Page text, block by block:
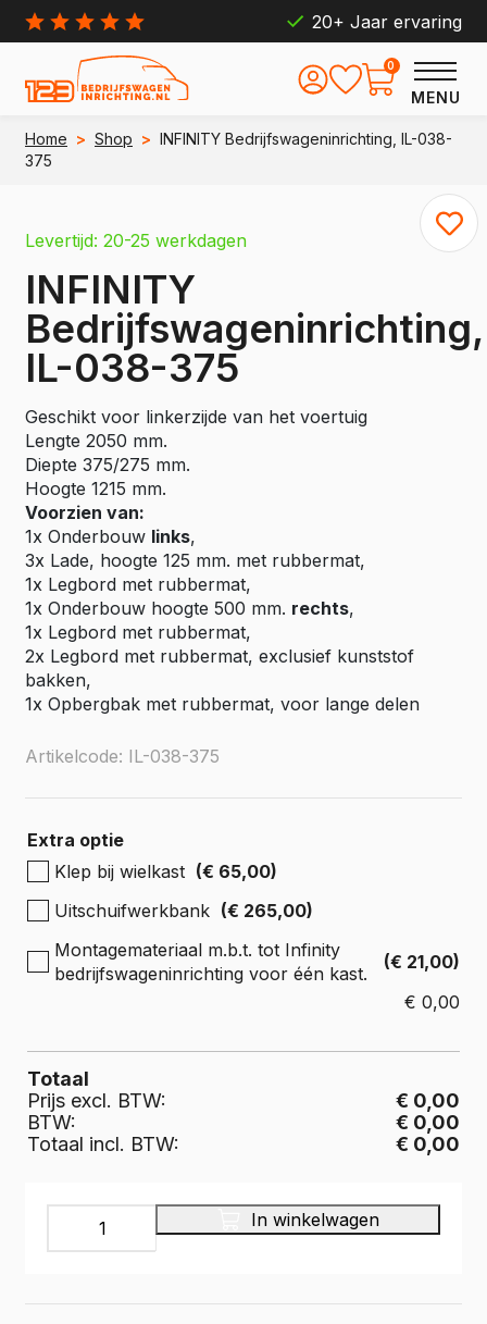
20+ Jaar ervaring
MENU
0
Home > Shop > INFINITY Bedrijfswageninrichting, IL-038-
375
Levertijd: 20-25 werkdagen
INFINITY
Bedrijfswageninrichting,
IL-038-375
Geschikt voor linkerzijde van het voertuig
Lengte 2050 mm.
Diepte 375/275 mm.
Hoogte 1215 mm.
Voorzien van:
1x Onderbouw links,
3x Lade, hoogte 125 mm. met rubbermat,
1x Legbord met rubbermat,
1x Onderbouw hoogte 500 mm. rechts,
1x Legbord met rubbermat,
2x Legbord met rubbermat, exclusief kunststof
bakken,
1x Opbergbak met rubbermat, voor lange delen
Artikelcode: IL-038-375
Extra optie
Klep bij wielkast (€ 65,00)
Uitschuifwerkbank (€ 265,00)
Montagemateriaal m.b.t. tot Infinity
bedrijfswageninrichting voor één kast.
(€ 21,00)
€ 0,00
Totaal
Prijs excl. BTW:
€ 0,00
BTW:
€ 0,00
Totaal incl. BTW:
€ 0,00
INFINITY
Bedrijfswageninrichting,
In winkelwagen